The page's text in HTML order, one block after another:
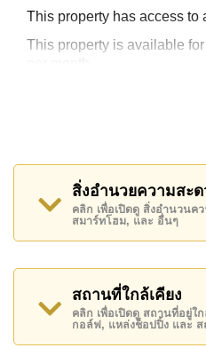
This property has access to
This property is available
per month.
Explore the possibilities of
dream home!
Call Cornerstone Real
Office Whatsapp is
สิ่งอำนวยความสะด
คลิก เพื่อเปิดดู สิ่งอำนวนค
สมาร์ทโฮม, และ อื่นๆ
สถานที่ใกล้เคียง
คลิก เพื่อเปิดดู สถานที่อยู่ใ
กอล์ฟ, แหล่งช็อปปิ้ง และ